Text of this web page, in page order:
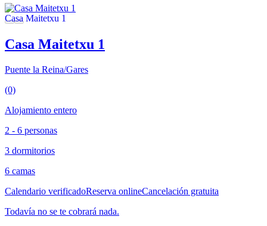
Casa Maitetxu 1
Puente la Reina/Gares
(0)
Alojamiento entero
2 - 6 personas
3 dormitorios
6 camas
Calendario verificadoReserva onlineCancelación gratuita
Todavía no se te cobrará nada.